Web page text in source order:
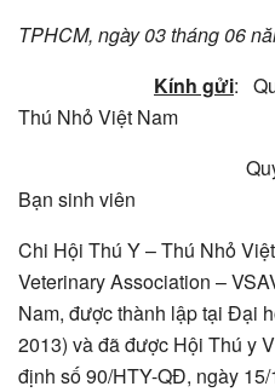
TPHCM, ngày 03 tháng 06
Kính gửi:
Thú Nhỏ Việt Nam
Quý Thầy Cô,
Bạn sinh viên
Chi Hội Thú Y – Thú Nhỏ
Veterinary Association –
Nam, được thành lập tại Đại
2013) và đã được Hội Thú y
định số 90/HTY-QĐ, ngày